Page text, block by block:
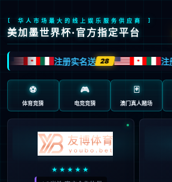
“/”应用程序中的服务器错
无法找到资源。
说明:
HTTP 404。您正在查找的资源(或者它的一个依赖
改，或暂时不可用。请检查以下 URL 并确保其拼写正确。
请求的 URL: